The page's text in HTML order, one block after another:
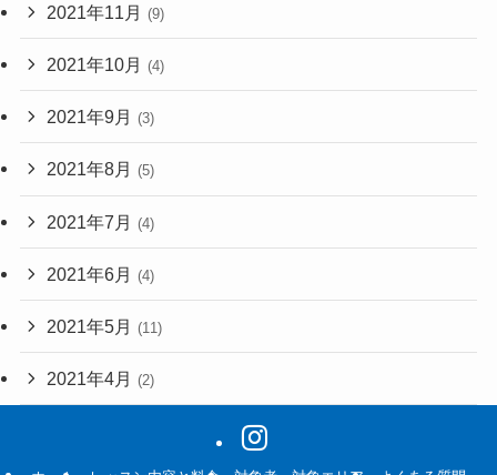
2021年11月 (9)
2021年10月 (4)
2021年9月 (3)
2021年8月 (5)
2021年7月 (4)
2021年6月 (4)
2021年5月 (11)
2021年4月 (2)